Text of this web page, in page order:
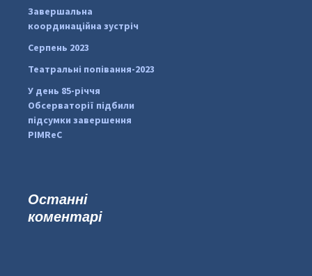
Завершальна
координаційна зустріч
Серпень 2023
Театральні попівання-2023
У день 85-річчя
Обсерваторії підбили
підсумки завершення
PIMReC
Останні
коментарі